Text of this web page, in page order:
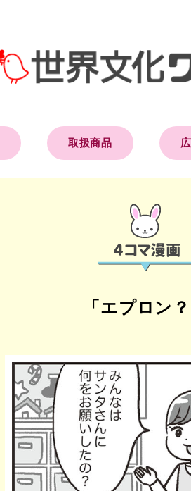
取扱商品
「エプロン？